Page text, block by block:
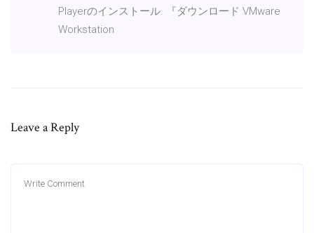
Playerのインストール. 『ダウンロード VMware
Workstation
Leave a Reply